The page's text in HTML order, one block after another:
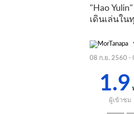
"Hao
เดินเล่นใน
08 ก.ย. 2560 -
1.9
ผู้เข้าชม